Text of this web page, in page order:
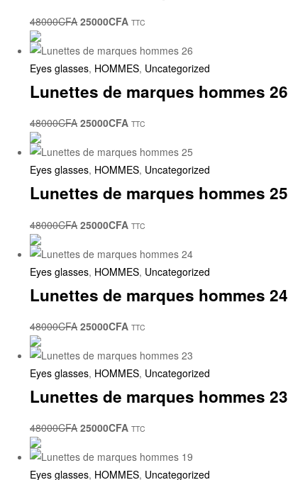
48000CFA 25000CFA TTC
Eyes glasses, HOMMES, Uncategorized
Lunettes de marques hommes 26
48000CFA 25000CFA TTC
Eyes glasses, HOMMES, Uncategorized
Lunettes de marques hommes 25
48000CFA 25000CFA TTC
Eyes glasses, HOMMES, Uncategorized
Lunettes de marques hommes 24
48000CFA 25000CFA TTC
Eyes glasses, HOMMES, Uncategorized
Lunettes de marques hommes 23
48000CFA 25000CFA TTC
Eyes glasses, HOMMES, Uncategorized